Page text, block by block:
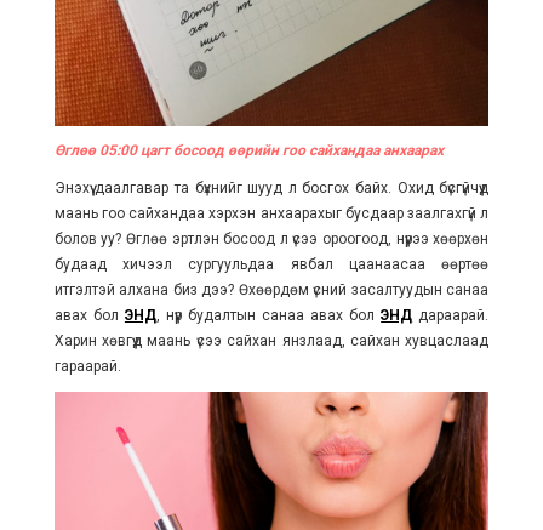
Өглөө 05:00 цагт босоод өөрийн гоо сайхандаа анхаарах
Энэхүү даалгавар та бүхнийг шууд л босгох байх. Охид бүсгүйчүүд
маань гоо сайхандаа хэрхэн анхаарахыг бусдаар заалгахгүй л
болов уу? Өглөө эртлэн босоод л үсээ ороогоод, нүүрээ хөөрхөн
будаад хичээл сургуульдаа явбал цаанаасаа өөртөө
итгэлтэй алхана биз дээ? Өхөөрдөм үсний засалтуудын санаа
авах бол ЭНД, нүүр будалтын санаа авах болЭНД дараарай.
Харин хөвгүүд маань үсээ сайхан янзлаад, сайхан хувцаслаад
гараарай.